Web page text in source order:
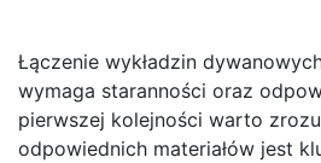
Łączenie wykładzin
wymaga staranności oraz
pierwszej kolejności warto
odpowiednich materiałów jest